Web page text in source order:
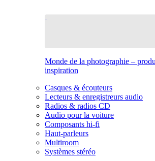
Monde de la photographie –
inspiration
Casques & écouteurs
Lecteurs & enregistreurs audio
Radios & radios CD
Audio pour la voiture
Composants hi-fi
Haut-parleurs
Multiroom
Systèmes stéréo